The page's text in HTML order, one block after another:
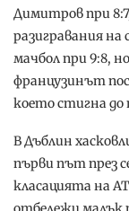
Димитров при
разигравания на
мачбол при 9:8,
французинът
което стигна до
В Дъблин
първи път през
класацията на